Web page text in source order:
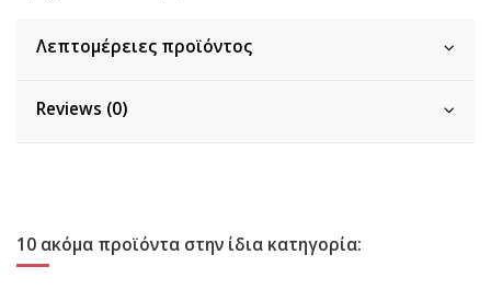
Λεπτομέρειες προϊόντος
Reviews (0)
10 ακόμα προϊόντα στην ίδια κατηγορία: